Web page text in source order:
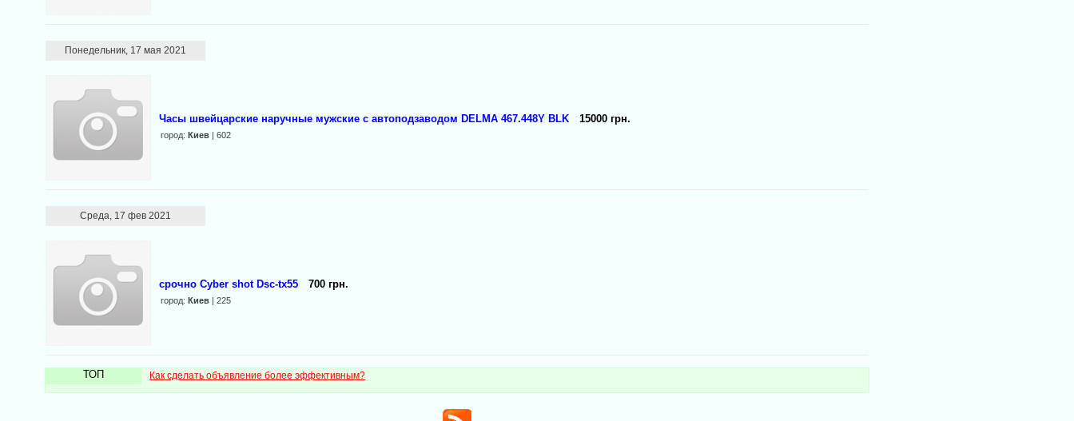
Понедельник, 17 мая 2021
Часы швейцарские наручные мужские с автоподзаводом DELMA 467.448Y BLK 15000 грн.
город:Киев | 602
Среда, 17 фев 2021
срочно Cyber shot Dsc-tx55 700 грн.
город:Киев | 225
ТОП Как сделать объявление более эффективным?